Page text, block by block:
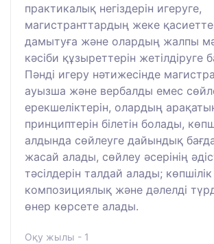
практикалық негіздерін игеруге,
магистранттардың жеке
дамытуға және олардың жалпы
кәсіби құзыреттерін жетілдіруге
Пәнді игеру нәтижесінде
ауызша және вербалды емес
ерекшеліктерін, олардың
принциптерін білетін болады,
алдында сөйлеуге дайындық
жасай алады, сөйлеу әсерінің
тәсілдерін талдай алады;
композициялық және дәлелді
өнер көрсете алады.
Оқу жылы - 1